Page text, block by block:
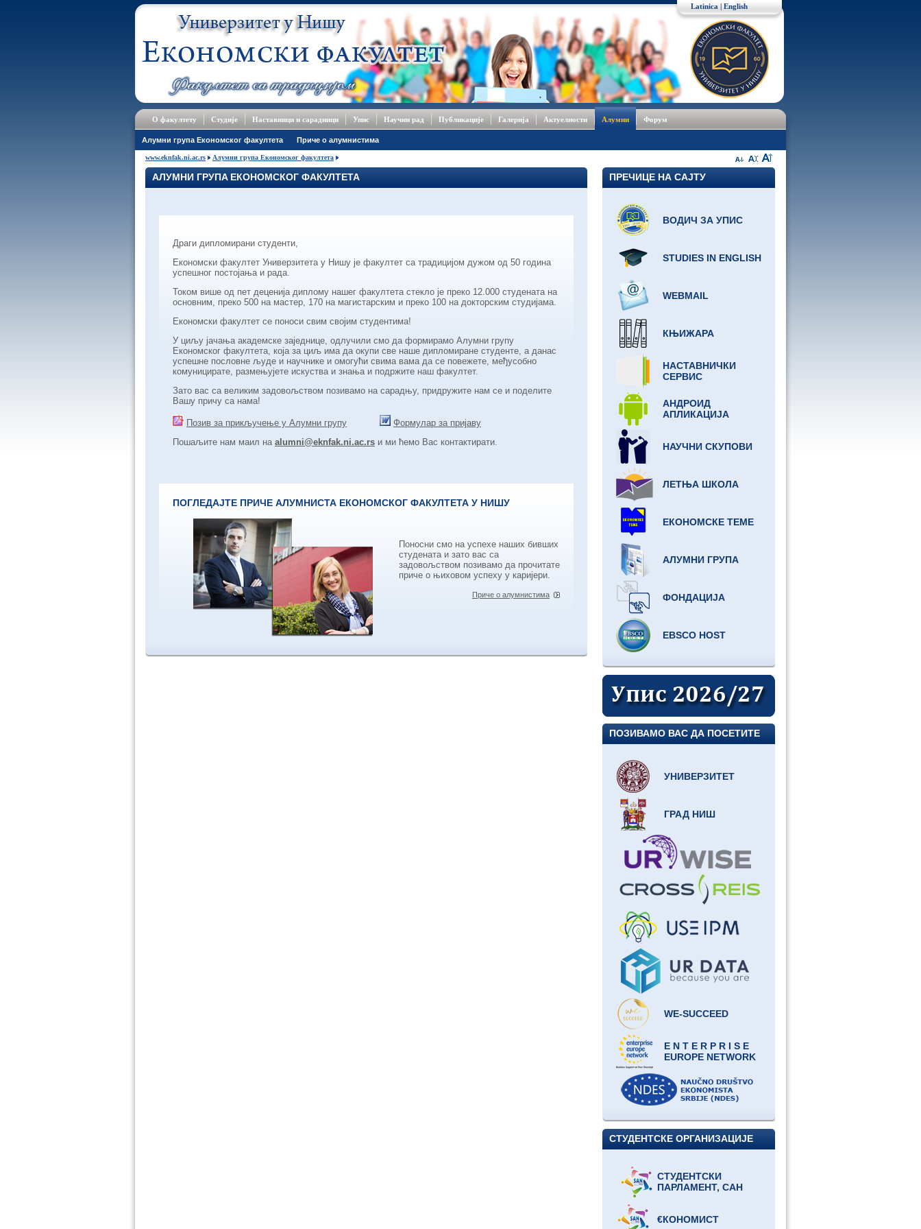
Latinica | English
О факултету Студије Наставници и сарадници Упис Научни рад Публикације Галерија Актуелности Алумни Форум
Алумни групa Економског факултета Приче о алумнистима
www.eknfak.ni.ac.rs Алумни групa Економског факултета
АЛУМНИ ГРУПA ЕКОНОМСКОГ ФАКУЛТЕТА
Драги дипломирани студенти,
Економски факултет Универзитета у Нишу је факултет са традицијом дужом од 50 година
успешног постојања и рада.
Током више од пет деценија диплому нашег факултета стекло је преко 12.000 студената на
основним, преко 500 на мастер, 170 на магистарским и преко 100 на докторским студијама.
Економски факултет се поноси свим својим студентима!
У циљу јачања академске заједнице, одлучили смо да формирамо Алумни групу
Економског факултета, која за циљ има да окупи све наше дипломиране студенте, а данас
успешне пословне људе и научнике и омогући свима вама да се повежете, међусобно
комуницирате, размењујете искуства и знања и подржите наш факултет.
Зато вас са великим задовољством позивамо на сарадњу, придружите нам се и поделите
Вашу причу са нама!
Позив за прикључење у Алумни групу
Формулар за пријаву
Пошаљите нам маил на alumni@eknfak.ni.ac.rs и ми ћемо Вас контактирати.
ПОГЛЕДАЈТЕ ПРИЧЕ АЛУМНИСТА ЕКОНОМСКОГ ФАКУЛТЕТА У НИШУ
Поносни смо на успехe наших бивших
студената и зато вас са
задовољством позивамо да прочитате
приче о њиховом успеху у каријери.
Приче о алумнистима
ПРЕЧИЦЕ НА САЈТУ
ВОДИЧ ЗА УПИС
STUDIES IN ENGLISH
WEBMAIL
КЊИЖАРА
НАСТАВНИЧКИ
СЕРВИС
АНДРОИД
АПЛИКАЦИЈА
НАУЧНИ СКУПОВИ
ЛЕТЊА ШКОЛА
ЕКОНОМСКЕ ТЕМЕ
АЛУМНИ ГРУПА
ФОНДАЦИЈА
EBSCO HOST
ПОЗИВАМО ВАС ДА ПОСЕТИТЕ
УНИВЕРЗИТЕТ
ГРАД НИШ
WE-SUCCEED
E N T E R P R I S E
EUROPE NETWORK
СТУДЕНТСКЕ ОРГАНИЗАЦИЈЕ
СТУДЕНТСКИ
ПАРЛАМЕНТ, САН
€КОНОМИСТ